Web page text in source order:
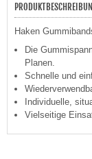
Haken
Die
Planen.
Schnelle und
Individuelle,
Vielseitige